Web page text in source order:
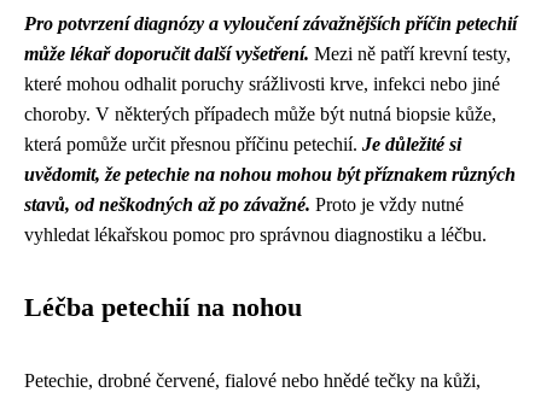
Pro potvrzení diagnózy a vyloučení závažnějších příčin petechií
může lékař doporučit další vyšetření. Mezi ně patří krevní testy,
které mohou odhalit poruchy srážlivosti krve, infekci nebo jiné
choroby. V některých případech může být nutná biopsie kůže,
která pomůže určit přesnou příčinu petechií. Je důležité si
uvědomit, že petechie na nohou mohou být příznakem různých
stavů, od neškodných až po závažné. Proto je vždy nutné
vyhledat lékařskou pomoc pro správnou diagnostiku a léčbu.
Léčba petechií na nohou
Petechie, drobné červené, fialové nebo hnědé tečky na kůži,